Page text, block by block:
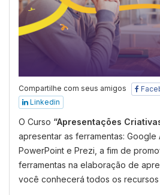
Compartilhe com seus amigos
Linkedin
O Curso “Apresentações
apresentar as ferramentas: Google
PowerPoint e Prezi, a fim de
ferramentas na elaboração de
você conhecerá todos os recursos